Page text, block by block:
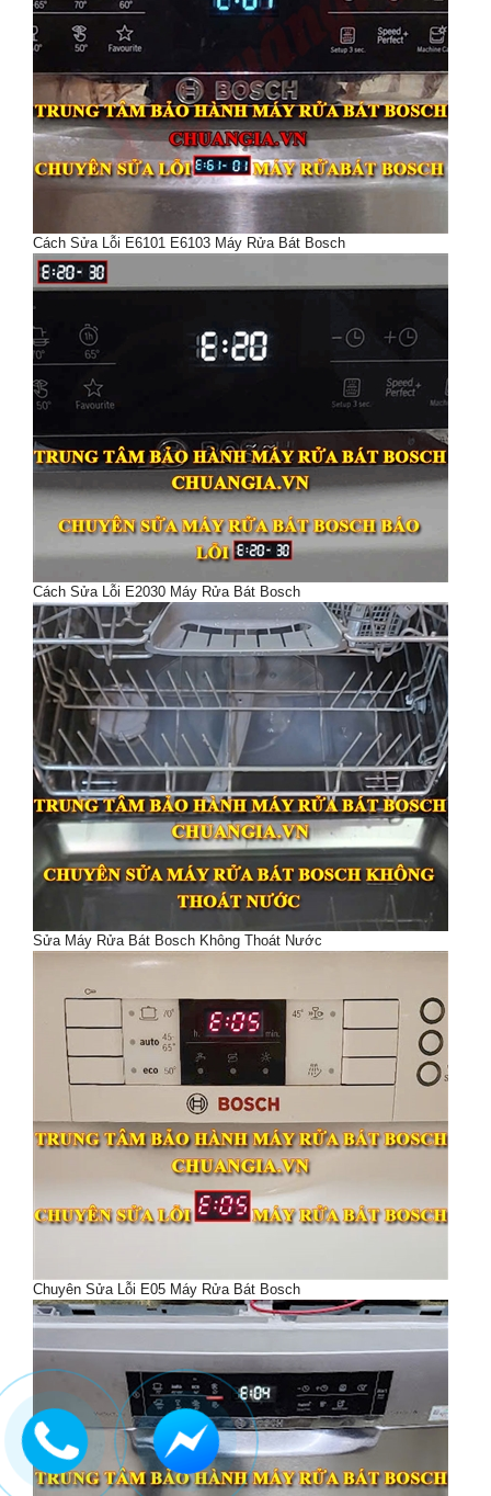
Cách Sửa Lỗi E6101 E6103 Máy Rửa Bát Bosch
Cách Sửa Lỗi E2030 Máy Rửa Bát Bosch
Sửa Máy Rửa Bát Bosch Không Thoát Nước
Chuyên Sửa Lỗi E05 Máy Rửa Bát Bosch